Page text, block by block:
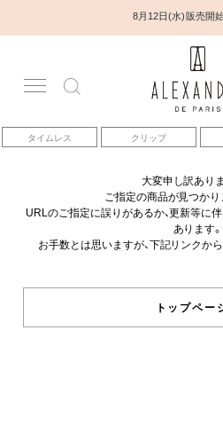
8月12日(水) 販売開
タイムレス クリップ
アカウント
アイテム
ベストセラー
コレクション
大変申し訳あり
ご指定の商品が見つかり
URLのご指定に誤りがあるか、更新等に
あります。
お手数とは思いますが、下記リンクか
トップペー